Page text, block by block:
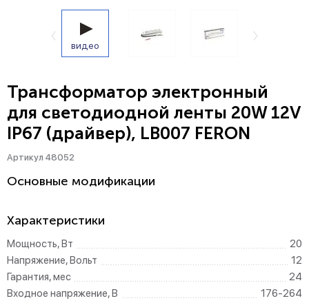
видео
Трансформатор электронный
для светодиодной ленты 20W 12V
IP67 (драйвер), LB007 FERON
Артикул 48052
Основные модификации
Характеристики
Мощность, Вт
20
Напряжение, Вольт
12
Гарантия, мес
24
Входное напряжение, В
176-264